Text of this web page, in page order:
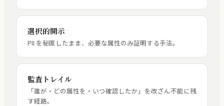
選択的開示
PII を秘匿したまま、必要な属性のみ証明する手法。
監査トレイル
「誰が・どの属性を・いつ確認したか」を改ざん不能に残
す経路。